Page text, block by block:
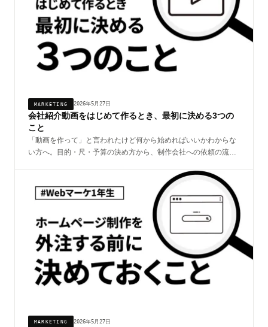
MARKETING 2026年5月27日
会社紹介動画をはじめて作るとき、最初に決める3つの
こと
「動画を作って」と言われたけど何から始めればいいかわからな
い方へ。目的・尺・予算の決め方から、制作会社への依頼の流れ
MARKETING 2026年5月27日